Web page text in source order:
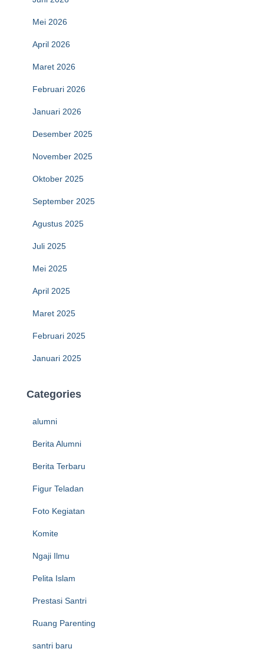
Mei 2026
April 2026
Maret 2026
Februari 2026
Januari 2026
Desember 2025
November 2025
Oktober 2025
September 2025
Agustus 2025
Juli 2025
Mei 2025
April 2025
Maret 2025
Februari 2025
Januari 2025
Categories
alumni
Berita Alumni
Berita Terbaru
Figur Teladan
Foto Kegiatan
Komite
Ngaji Ilmu
Pelita Islam
Prestasi Santri
Ruang Parenting
santri baru